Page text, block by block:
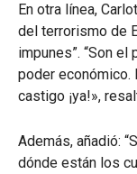
En otra línea,
del terrorismo de
impunes”. “Son
poder económico.
castigo ¡ya!»,
Además, añadió:
dónde están los